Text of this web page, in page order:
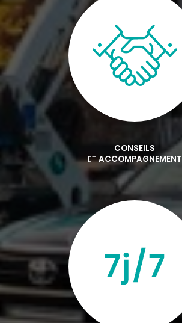
CONSEILS
ETACCOMPAGNEMENT